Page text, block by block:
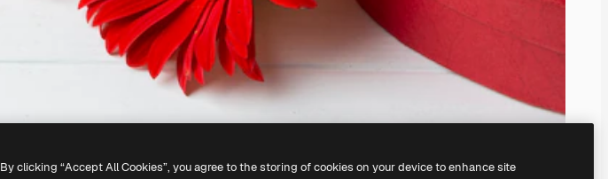
By clicking “Accept All Cookies”, you agree to the storing of cookies on your device to enhance site